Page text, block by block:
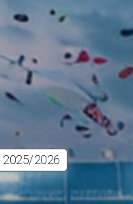
2025/2026